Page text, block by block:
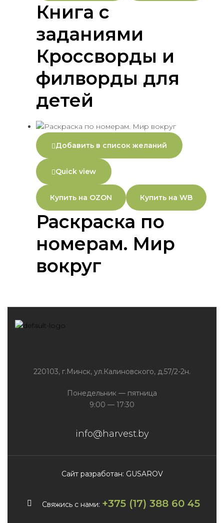
Книга с
заданиями
Кроссворды и
филворды для
детей
Добавить в список желаний
Quick view
Купить на OZON Купить на WB
Раскраска по
номерам. Мир
вокруг
220103, г.Минск, ул.Калиновского, д.57/2-2н.
Понедельник — пятница
9:00 — 17:30
info@harvest.by
Сайт разработан: GUSAROV
Свяжись с нами: +375 (17) 388 60 45